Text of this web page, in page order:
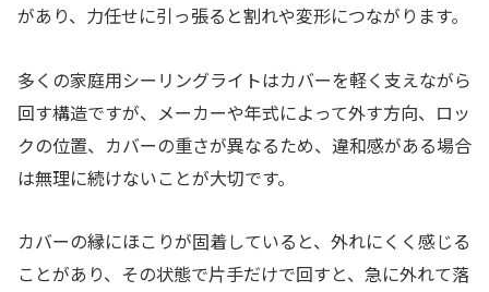
があり、力任せに引っ張ると割れや変形につながります。
多くの家庭用シーリングライトはカバーを軽く支えながら
回す構造ですが、メーカーや年式によって外す方向、ロッ
クの位置、カバーの重さが異なるため、違和感がある場合
は無理に続けないことが大切です。
カバーの縁にほこりが固着していると、外れにくく感じる
ことがあり、その状態で片手だけで回すと、急に外れて落